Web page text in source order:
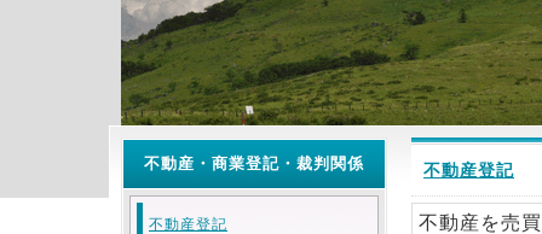
不動産登記
不動産を売
不動産・商業登記・裁判関係
不動産登記